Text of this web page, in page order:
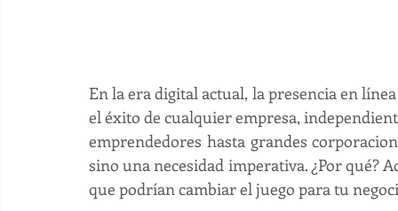
En la era digital actual, la presencia en
el éxito de cualquier empresa,
emprendedores hasta grandes
sino una necesidad imperativa. ¿Por qué?
que podrían cambiar el juego para tu